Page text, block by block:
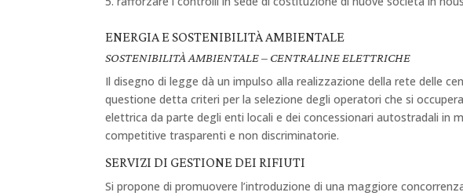
ENERGIA E SOSTENIBILITÀ AMBIENTALE
SOSTENIBILITÀ AMBIENTALE – CENTRALINE ELETTRICHE
Il disegno di legge dà un impulso alla realizzazione della rete delle
questione detta criteri per la selezione degli operatori che si
elettrica da parte degli enti locali e dei concessionari autostradali in
competitive trasparenti e non discriminatorie.
SERVIZI DI GESTIONE DEI RIFIUTI
Si propone di promuovere l’introduzione di una maggiore